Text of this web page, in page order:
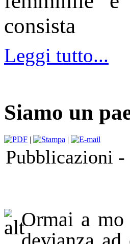
consista
Leggi tutto...
Siamo un
| |
Pubblicazioni -
Ormai a